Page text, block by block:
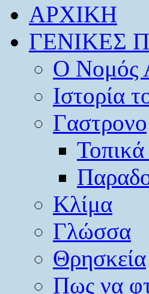
ΑΡΧΙΚΗ
ΓΕΝΙΚΕΣ
O Νομός
Ιστορία
Κλίμα
Γλώσσα
Θρησκεία
Πως να